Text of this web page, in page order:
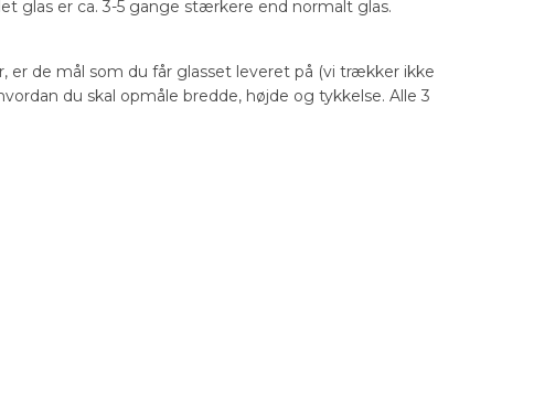
glas er ca. 3-5 gange stærkere end normalt glas.
er de mål som du får glasset leveret på (vi trækker ikke
du skal opmåle bredde, højde og tykkelse. Alle 3